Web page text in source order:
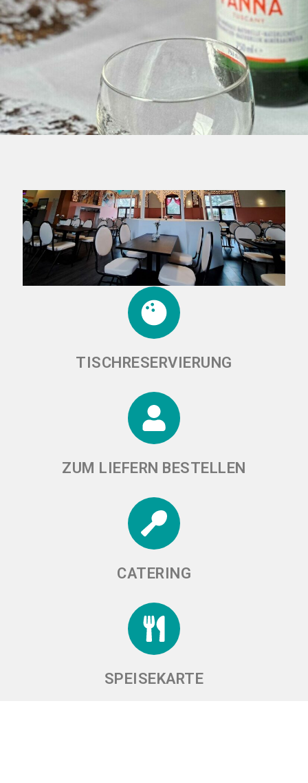
TISCHRESERVIERUNG
ZUM LIEFERN BESTELLEN
CATERING
SPEISEKARTE